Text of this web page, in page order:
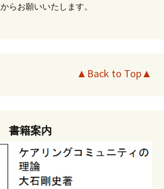
からお願いいたします。
▲Back to Top▲
書籍案内